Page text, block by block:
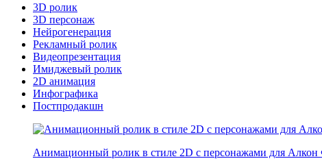
3D ролик
3D персонаж
Нейрогенерация
Рекламный ролик
Видеопрезентация
Имиджевый ролик
2D анимация
Инфографика
Постпродакшн
Анимационный ролик в стиле 2D с персонажами для Алкон